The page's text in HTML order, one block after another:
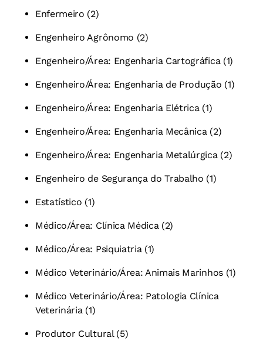
Enfermeiro (2)
Engenheiro Agrônomo (2)
Engenheiro/Área: Engenharia Cartográfica (1)
Engenheiro/Área: Engenharia de Produção (1)
Engenheiro/Área: Engenharia Elétrica (1)
Engenheiro/Área: Engenharia Mecânica (2)
Engenheiro/Área: Engenharia Metalúrgica (2)
Engenheiro de Segurança do Trabalho (1)
Estatístico (1)
Médico/Área: Clínica Médica (2)
Médico/Área: Psiquiatria (1)
Médico Veterinário/Área: Animais Marinhos (1)
Médico Veterinário/Área: Patologia Clínica
Veterinária (1)
Produtor Cultural (5)